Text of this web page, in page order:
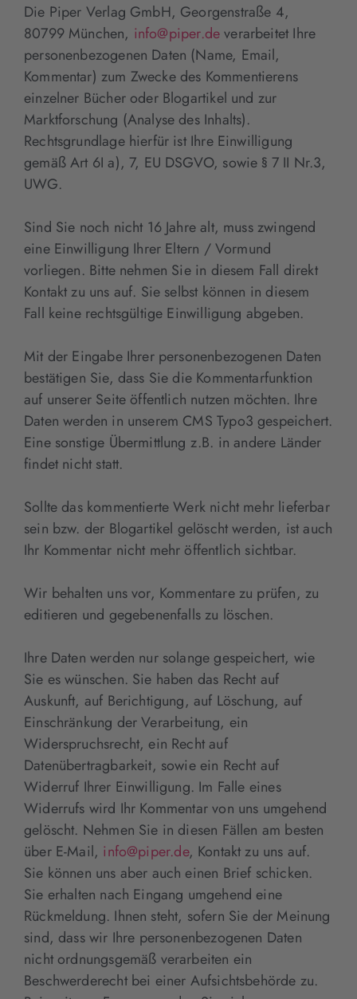
Die Piper Verlag GmbH, Georgenstraße 4,
80799 München, info@piper.deverarbeitet Ihre
personenbezogenen Daten (Name, Email,
Kommentar) zum Zwecke des Kommentierens
einzelner Bücher oder Blogartikel und zur
Marktforschung (Analyse des Inhalts).
Rechtsgrundlage hierfür ist Ihre Einwilligung
gemäß Art 6I a), 7, EU DSGVO, sowie § 7 II Nr.3,
UWG.
Sind Sie noch nicht 16 Jahre alt, muss zwingend
eine Einwilligung Ihrer Eltern / Vormund
vorliegen. Bitte nehmen Sie in diesem Fall direkt
Kontakt zu uns auf. Sie selbst können in diesem
Fall keine rechtsgültige Einwilligung abgeben.
Mit der Eingabe Ihrer personenbezogenen Daten
bestätigen Sie, dass Sie die Kommentarfunktion
auf unserer Seite öffentlich nutzen möchten. Ihre
Daten werden in unserem CMS Typo3 gespeichert.
Eine sonstige Übermittlung z.B. in andere Länder
findet nicht statt.
Sollte das kommentierte Werk nicht mehr lieferbar
sein bzw. der Blogartikel gelöscht werden, ist auch
Ihr Kommentar nicht mehr öffentlich sichtbar.
Wir behalten uns vor, Kommentare zu prüfen, zu
editieren und gegebenenfalls zu löschen.
Ihre Daten werden nur solange gespeichert, wie
Sie es wünschen. Sie haben das Recht auf
Auskunft, auf Berichtigung, auf Löschung, auf
Einschränkung der Verarbeitung, ein
Widerspruchsrecht, ein Recht auf
Datenübertragbarkeit, sowie ein Recht auf
Widerruf Ihrer Einwilligung. Im Falle eines
Widerrufs wird Ihr Kommentar von uns umgehend
gelöscht. Nehmen Sie in diesen Fällen am besten
über E-Mail, info@piper.de, Kontakt zu uns auf.
Sie können uns aber auch einen Brief schicken.
Sie erhalten nach Eingang umgehend eine
Rückmeldung. Ihnen steht, sofern Sie der Meinung
sind, dass wir Ihre personenbezogenen Daten
nicht ordnungsgemäß verarbeiten ein
Beschwerderecht bei einer Aufsichtsbehörde zu.